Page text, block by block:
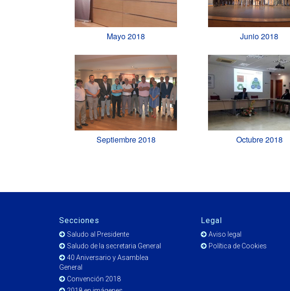
Mayo 2018 Junio 2018
Septiembre 2018 Octubre 2018
Secciones
Saludo al Presidente
Saludo de la secretaria General
40 Aniversario y Asamblea
General
Convención 2018
Legal
Aviso legal
Política de Cookies